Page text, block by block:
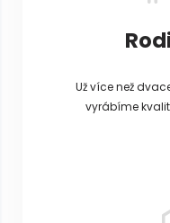
Už více než
vyrábíme